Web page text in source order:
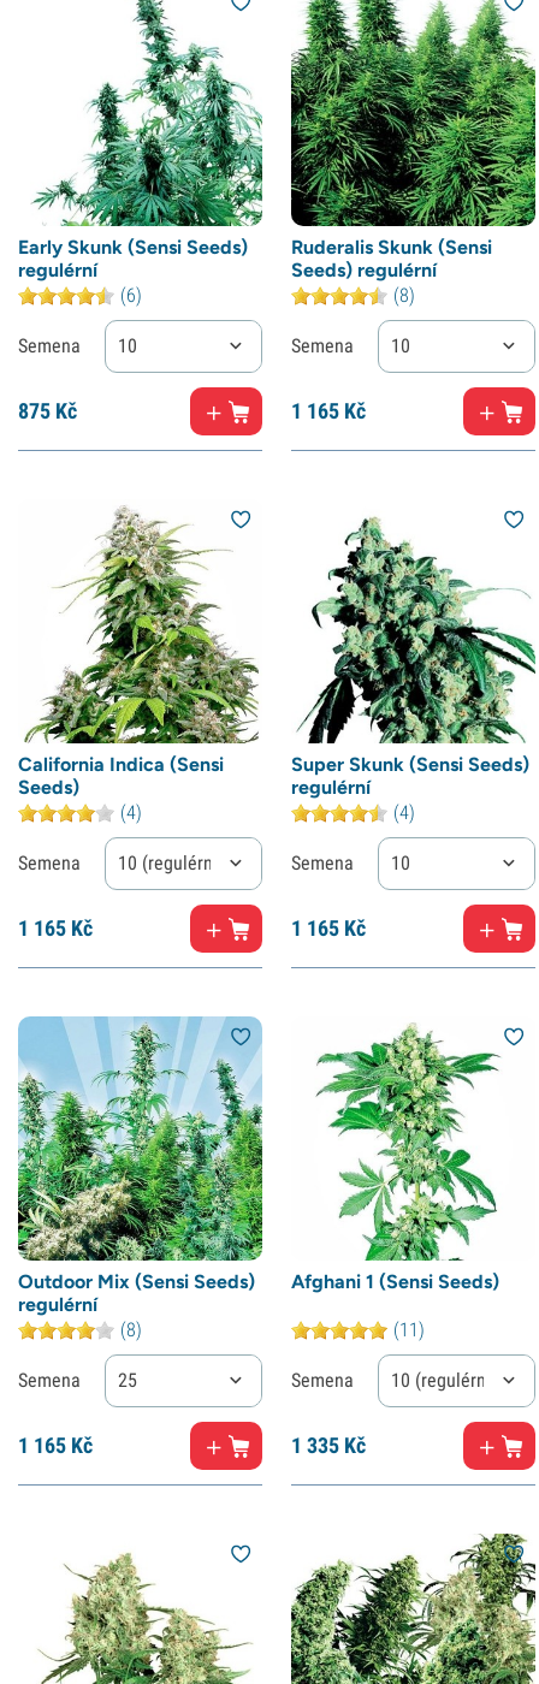
Early Skunk (Sensi Seeds)
regulérní
(6)
Semena 10
875 Kč
Ruderalis Skunk (Sensi
Seeds) regulérní
(8)
Semena 10
1 165 Kč
California Indica (Sensi
Seeds)
(4)
Semena 10 (regulérní)
1 165 Kč
Super Skunk (Sensi Seeds)
regulérní
(4)
Semena 10
1 165 Kč
Outdoor Mix (Sensi Seeds)
regulérní
(8)
Semena 25
1 165 Kč
Afghani 1 (Sensi Seeds)
(11)
Semena 10 (regulérní)
1 335 Kč